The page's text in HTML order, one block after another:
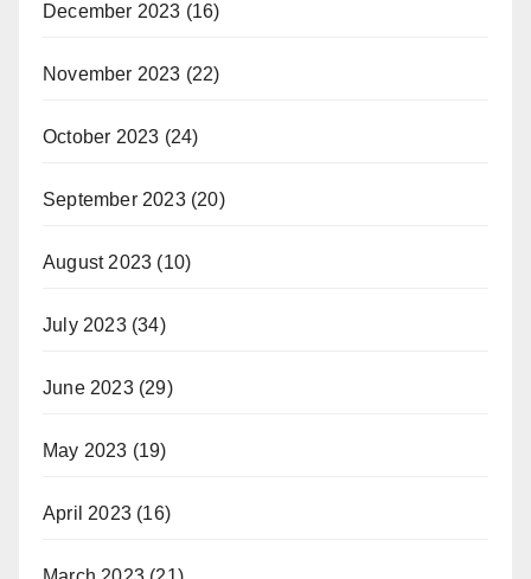
December 2023 (16)
November 2023 (22)
October 2023 (24)
September 2023(20)
August 2023 (10)
July 2023(34)
June 2023(29)
May 2023 (19)
April 2023 (16)